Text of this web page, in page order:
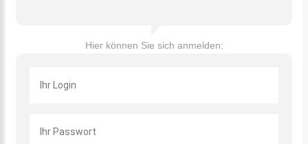
Hier können Sie sich anmelden: